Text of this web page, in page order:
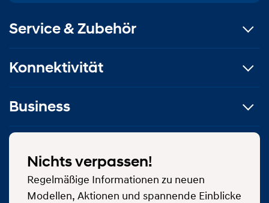
Service & Zubehör
Konnektivität
Business
Nichts verpassen!
Regelmäßige Informationen zu neuen
Modellen, Aktionen und spannende Einblicke